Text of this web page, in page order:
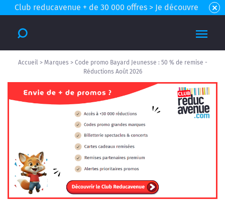
Club reducavenue + de 30 000 offres > Je découvre
Accueil > Marques > Code promo Bayard Jeunesse : 50 % de remise -
Réductions Août 2026